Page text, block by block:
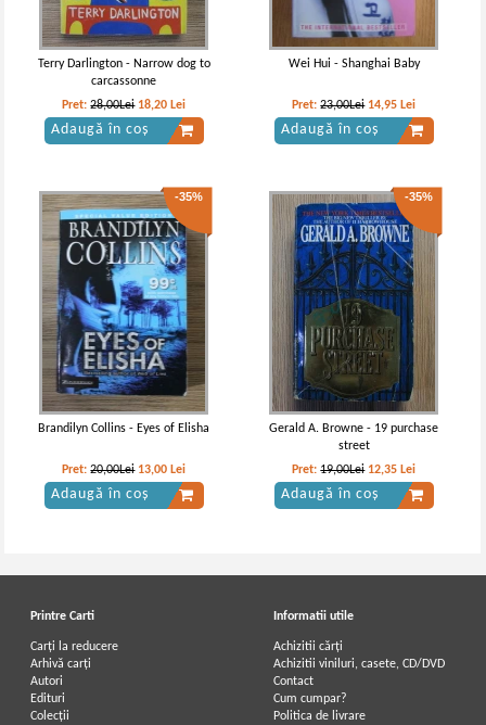
Terry Darlington - Narrow dog to
carcassonne
Pret:28,00Lei 18,20 Lei
Adaugă în coș
Wei Hui - Shanghai Baby
Pret:23,00Lei 14,95 Lei
Adaugă în coș
-35%
Brandilyn Collins - Eyes of Elisha
Pret:20,00Lei 13,00 Lei
Adaugă în coș
-35%
Gerald A. Browne - 19 purchase
street
Pret:19,00Lei 12,35 Lei
Adaugă în coș
Printre Carti
Carți la reducere
Arhivă carți
Autori
Edituri
Colecții
Informatii utile
Achizitii cărți
Achizitii viniluri, casete, CD/DVD
Contact
Cum cumpar?
Politica de livrare